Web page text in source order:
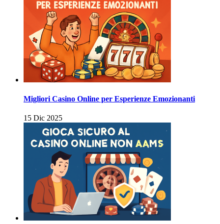
Migliori Casino Online per Esperienze Emozionanti
15 Dic 2025